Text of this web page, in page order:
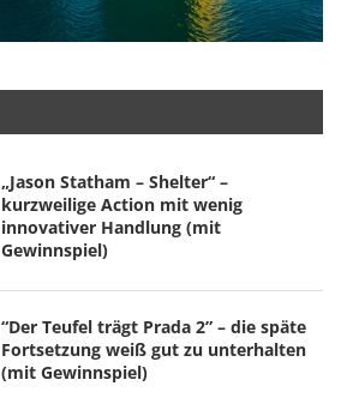
„Jason Statham – Shelter“ –
kurzweilige Action mit wenig
innovativer Handlung (mit
Gewinnspiel)
“Der Teufel trägt Prada 2” – die späte
Fortsetzung weiß gut zu unterhalten
(mit Gewinnspiel)